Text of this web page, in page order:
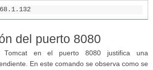
del puerto 8080
Tomcat en el puerto 8080 justifica una
En este comando se observa como se